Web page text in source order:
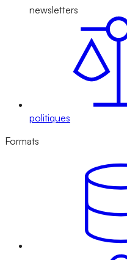
newsletters
politiques
Formats